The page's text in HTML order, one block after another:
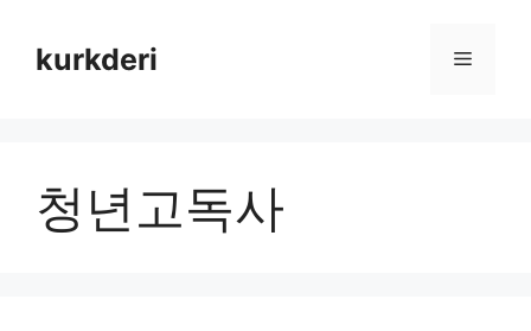
contentkurkderi Menu
청년고독사